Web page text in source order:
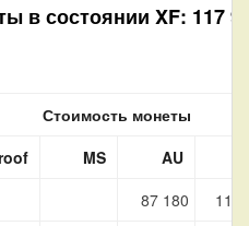
в состоянии XF: 117
Стоимость монеты
MS AU
87 180
117